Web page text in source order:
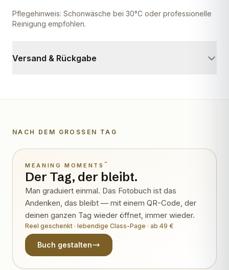
Pflegehinweis: Schonwäsche bei 30°C oder professionelle
Reinigung empfohlen.
Versand & Rückgabe
NACH DEM GROSSEN TAG
Wird lebendig
MEANING MOMENTS ™
Der Tag, der bleibt.
Man graduiert einmal. Das Fotobuch ist das
Andenken, das bleibt — mit einem QR-Code, der
deinen ganzen Tag wieder öffnet, immer wieder.
Reel geschenkt · lebendige Class-Page · ab 49 €
Buch gestalten